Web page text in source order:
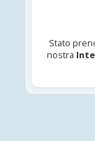
Stato
nostra